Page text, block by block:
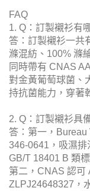
FAQ
1. Q：訂製襯衫有
答：訂製襯衫一共
滌混紡、100% 滌
同時帶有 CNAS
對金黃葡萄球菌、
持抗菌能力，穿著
2. Q：訂製襯衫具
答：第一，
346-0641，吸濕
GB/T 18401 B 類標
第二，CNAS 認可
ZLPJ24648327，